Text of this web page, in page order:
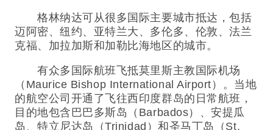
格林纳达可从很多国际主要城市抵达，包括
迈阿密、纽约、亚特兰大、多伦多、伦敦、法兰
克福、加拉加斯和加勒比海地区的城市。
有众多国际航班飞抵莫里斯主教国际机场
（Maurice Bishop International Airport）。当地
的航空公司开通了飞往西印度群岛的日常航班，
目的地包含巴巴多斯岛（Barbados）、安提瓜
岛、特立尼达岛（Trinidad）和圣马丁岛（St.